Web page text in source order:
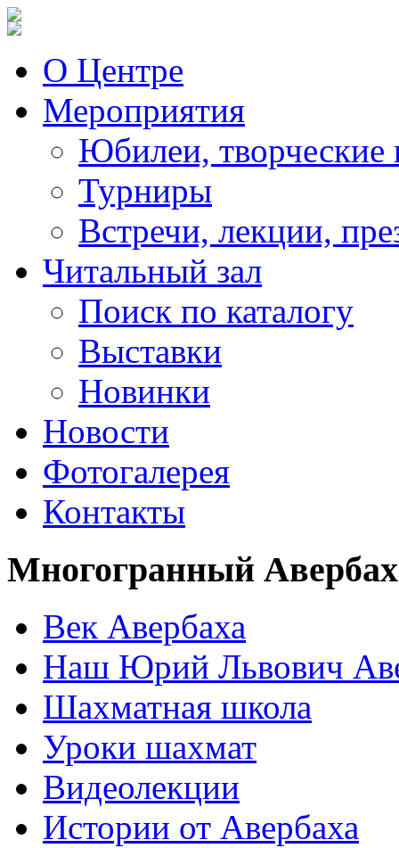
О Центре
Мероприятия
Юбилеи, творческие
Турниры
Встречи, лекции,
Читальный зал
Поиск по каталогу
Выставки
Новинки
Новости
Фотогалерея
Контакты
Многогранный Авербах
Век Авербаха
Наш Юрий Львович
Шахматная школа
Уроки шахмат
Видеолекции
Истории от Авербаха